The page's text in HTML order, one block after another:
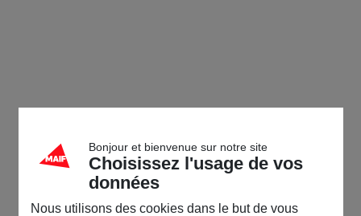
Bonjour et bienvenue sur notre site
Choisissez l'usage de vos
données
Nous utilisons des cookies dans le but de vous